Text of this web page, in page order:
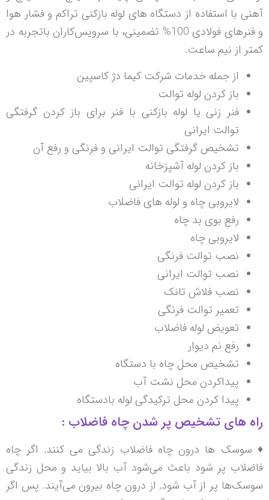
آهنی با استفاده از دستگاه های لوله بازکنی تراکم و فشار هوا
و فنرهای فولادی 100% تضمینی، با سرویس‌کاران باتجربه در
کمتر از نیم ساعت.
از جمله خدمات شرکت کیما دژ کاسپین
باز کردن لوله توالت
فنر زنی یا لوله بازکنی با فنر برای باز کردن گرفتگی
توالت ایرانی
تشخیص گرفتگی توالت ایرانی و فرنگی و رفع آن
باز کردن لوله آشپزخانه
باز کردن لوله توالت ایرانی
لایروبی چاه و لوله های فاضلاب
رفع بوی بد چاه
لایروبی چاه
نصب توالت فرنگی
نصب توالت ایرانی
نصب فلاش تانک
تعمیر توالت فرنگی
تعویض لوله فاضلاب
رفع نم دیوار
تشخیص محل چاه با دستگاه
پیداکردن محل نشت آب
پیدا کردن محل ترکیدگی لوله بادستگاه
راه های تشخیص پر شدن چاه فاضلاب :
♦ سوسک ها درون چاه فاضلاب زندگی می کنند; اگر چاه
فاضلاب پر شود باعث می‌شود آب بالا بیاید و محل زندگی
سوسک‌ها پر از آب شود, از درون چاه بیرون می‌آیند. پس اگر